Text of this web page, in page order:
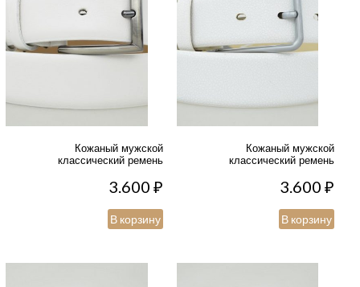
Кожаный мужской
классический ремень
3.600₽
В корзину
Кожаный мужской
классический ремень
3.600₽
В корзину